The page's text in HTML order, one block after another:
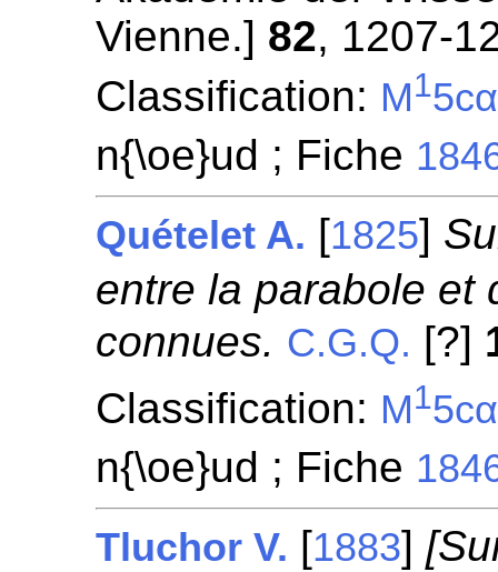
Vienne.] 82, 1207-
Classification: M15cα
n{\oe}ud ; Fiche
Quételet A. [1825]
entre la parabole et
connues. C.G.Q. [?]
Classification: M15cα
n{\oe}ud ; Fiche
Tluchor V. [1883]